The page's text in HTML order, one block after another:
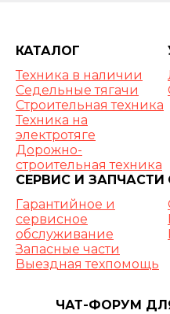
КАТАЛОГ
Техника в наличии
Седельные тягачи
Строительная техника
Техника на
электротяге
Дорожно-
строительная техника
СЕРВИС И ЗАПЧАСТИ
Гарантийное и
сервисное
обслуживание
Запасные части
Выездная техпомощь
ЧАТ-ФОРУМ